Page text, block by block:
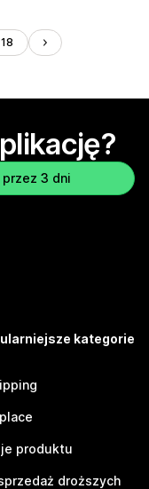
18
3 dni
kategorie
produktu
droższych